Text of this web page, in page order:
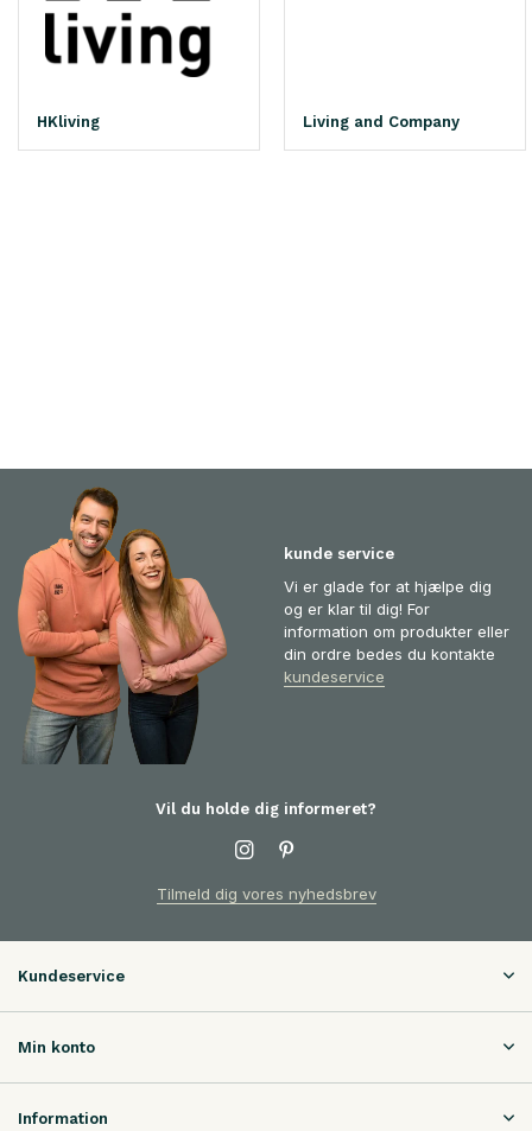
HKliving Living and Company
kunde service
Vi er glade for at hjælpe dig
og er klar til dig! For
information om produkter eller
din ordre bedes du kontakte
kundeservice
Vil du holde dig informeret?
Tilmeld dig vores nyhedsbrev
Kundeservice
Min konto
Information